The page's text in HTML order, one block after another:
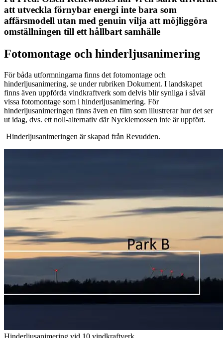
att utveckla förnybar energi inte bara som
affärsmodell utan med genuin vilja att möjliggöra
omställningen till ett hållbart samhälle
Fotomontage och hinderljusanimering
För båda utformningarna finns det fotomontage och
hinderljusanimering, se under rubriken Dokument. I landskapet
finns även uppförda vindkraftverk som delvis blir synliga i såväl
vissa fotomontage som i hinderljusanimering. För
hinderljusanimeringen finns även en film som illustrerar hur det ser
ut idag, dvs. ett noll-alternativ där Nycklemossen inte är uppfört.
Hinderljusanimeringen är skapad från Revudden.
Hinderljusanimering vid 10 vindkraftverk